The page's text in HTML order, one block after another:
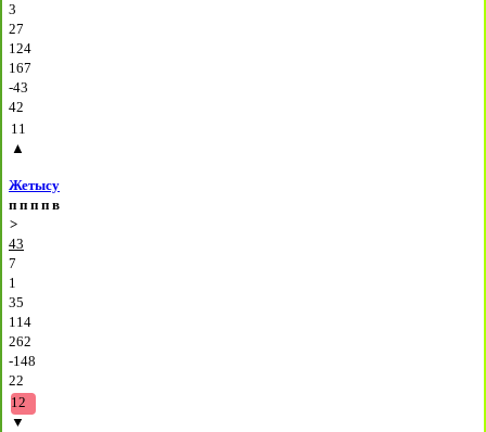
3
27
124
167
-43
42
11
▲
Жетысу
п п п п в
>
43
7
1
35
114
262
-148
22
12
▼